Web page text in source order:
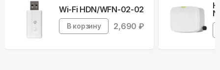
Wi-Fi HDN/WFN-02-02
В корзину 2,690 ₽